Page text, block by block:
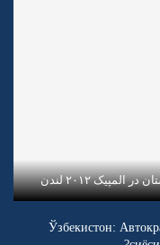
۲۰۱۲ لندن
Ўзбекистон: